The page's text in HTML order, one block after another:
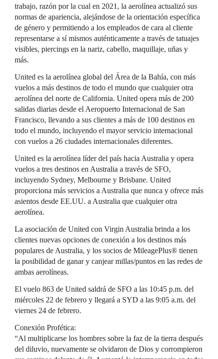
trabajo, razón por la cual en 2021, la aerolínea actualizó sus
normas de apariencia, alejándose de la orientación específica
de género y permitiendo a los empleados de cara al cliente
representarse a sí mismos auténticamente a través de tatuajes
visibles, piercings en la nariz, cabello, maquillaje, uñas y
más.
United es la aerolínea global del Área de la Bahía, con más
vuelos a más destinos de todo el mundo que cualquier otra
aerolínea del norte de California. United opera más de 200
salidas diarias desde el Aeropuerto Internacional de San
Francisco, llevando a sus clientes a más de 100 destinos en
todo el mundo, incluyendo el mayor servicio internacional
con vuelos a 26 ciudades internacionales diferentes.
United es la aerolínea líder del país hacia Australia y opera
vuelos a tres destinos en Australia a través de SFO,
incluyendo Sydney, Melbourne y Brisbane. United
proporciona más servicios a Australia que nunca y ofrece más
asientos desde EE.UU. a Australia que cualquier otra
aerolínea.
La asociación de United con Virgin Australia brinda a los
clientes nuevas opciones de conexión a los destinos más
populares de Australia, y los socios de MileagePlus® tienen
la posibilidad de ganar y canjear millas/puntos en las redes de
ambas aerolíneas.
El vuelo 863 de United saldrá de SFO a las 10:45 p.m. del
miércoles 22 de febrero y llegará a SYD a las 9:05 a.m. del
viernes 24 de febrero.
Conexión Profética:
“Al multiplicarse los hombres sobre la faz de la tierra después
del diluvio, nuevamente se olvidaron de Dios y corrompieron